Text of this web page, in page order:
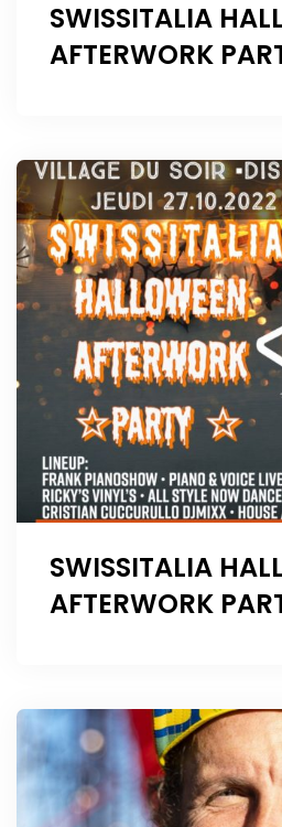
SWISSITALIA
AFTERWORK
SWISSITALIA
AFTERWORK